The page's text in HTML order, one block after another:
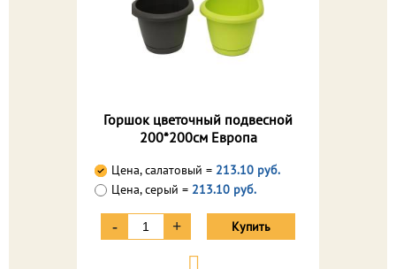
Горшок цветочный подвесной
200*200см Европа
Цена, салатовый = 213.10 руб.
Цена, серый = 213.10 руб.
- + Купить